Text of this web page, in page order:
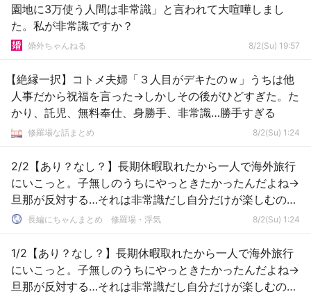
園地に3万使う人間は非常識」と言われて大喧嘩しまし
た。私が非常識ですか？
婚外ちゃんねる 8/2(Su) 19:57
【絶縁一択】コトメ夫婦「３人目がデキたのｗ」うちは他
人事だから祝福を言った→しかしその後がひどすぎた。た
かり、託児、無料奉仕、身勝手、非常識…勝手すぎる
修羅場な話まとめ 8/2(Su) 1:24
2/2【あり？なし？】長期休暇取れたから一人で海外旅行
にいこっと。子無しのうちにやっときたかったんだよね→
旦那が反対する…それは非常識だし自分だけが楽しむのは
ズルいって感じで
長編にちゃんまとめ 修羅場・浮気 8/2(Su) 1:24
1/2【あり？なし？】長期休暇取れたから一人で海外旅行
にいこっと。子無しのうちにやっときたかったんだよね→
旦那が反対する…それは非常識だし自分だけが楽しむのは